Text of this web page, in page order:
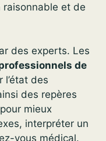
raisonnable et de
des experts. Les
de
l’état des
des repères
mieux
interpréter un
vous médical.